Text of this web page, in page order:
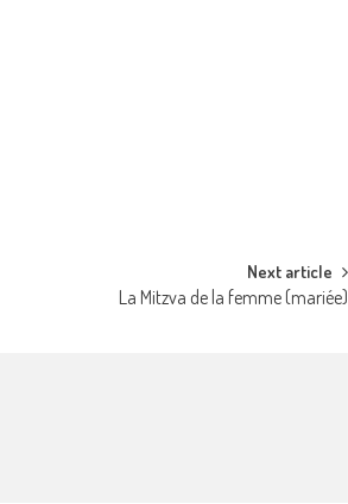
Next article
La Mitzva de la femme (mariée)